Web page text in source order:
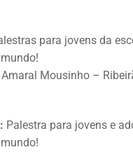
para jovens da
Mousinho –
Palestra para jovens e